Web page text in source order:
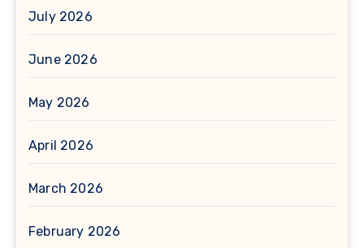
July 2026
June 2026
May 2026
April 2026
March 2026
February 2026